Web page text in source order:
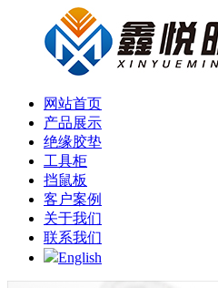
网站首页
产品展示
绝缘胶垫
工具柜
挡鼠板
客户案例
关于我们
联系我们
English